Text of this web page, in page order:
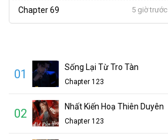
Chapter 69 5 giờ trước
01 Sống Lại Từ Tro Tàn
Chapter 123
02 Nhất Kiến Hoạ Thiên Duyên
Chapter 123